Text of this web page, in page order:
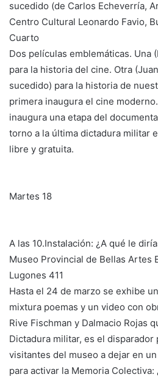
sucedido (de Carlos Echeverría,
Centro Cultural Leonardo Favio,
Cuarto
Dos películas emblemáticas. Una
para la historia del cine. Otra
sucedido) para la historia de
primera inaugura el cine
inaugura una etapa del
torno a la última dictadura militar
libre y gratuita.
Martes 18
A las 10.Instalación: ¿A qué le
Museo Provincial de Bellas Artes
Lugones 411
Hasta el 24 de marzo se exhibe
mixtura poemas y un video con
Rive Fischman y Dalmacio Rojas
Dictadura militar, es el disparador
visitantes del museo a dejar en
para activar la Memoria